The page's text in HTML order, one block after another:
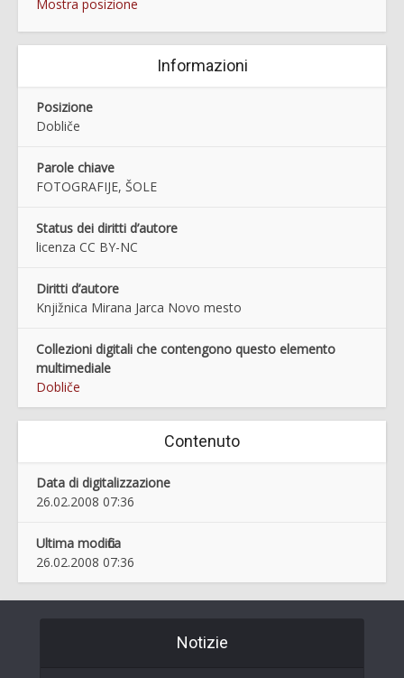
Mostra posizione
Informazioni
Posizione
Dobliče
Parole chiave
FOTOGRAFIJE, ŠOLE
Status dei diritti d’autore
licenza CC BY-NC
Diritti d’autore
Knjižnica Mirana Jarca Novo mesto
Collezioni digitali che contengono questo elemento
multimediale
Dobliče
Contenuto
Data di digitalizzazione
26.02.2008 07:36
Ultima modifica
26.02.2008 07:36
Notizie